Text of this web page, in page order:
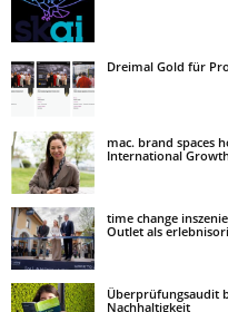
Dreimal Gold für
mac. brand spaces
International
time change
Outlet als
Überprüfungsaudit
Nachhaltigkeit